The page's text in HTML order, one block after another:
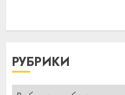
РУБРИКИ
Рубрики